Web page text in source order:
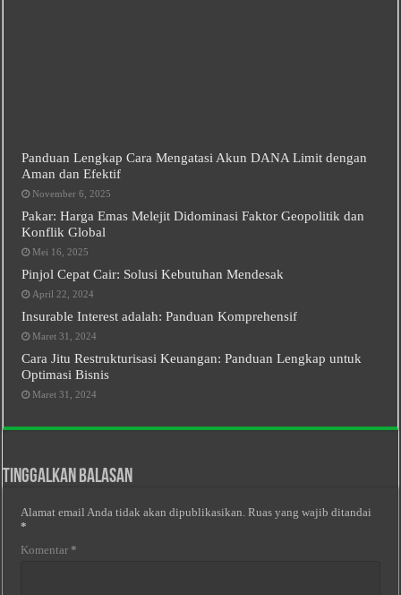
Panduan Lengkap Cara Mengatasi Akun DANA Limit dengan
Aman dan Efektif
November 6, 2025
Pakar: Harga Emas Melejit Didominasi Faktor Geopolitik dan
Konflik Global
Mei 16, 2025
Pinjol Cepat Cair: Solusi Kebutuhan Mendesak
April 22, 2024
Insurable Interest adalah: Panduan Komprehensif
Maret 31, 2024
Cara Jitu Restrukturisasi Keuangan: Panduan Lengkap untuk
Optimasi Bisnis
Maret 31, 2024
Tinggalkan Balasan
Alamat email Anda tidak akan dipublikasikan. Ruas yang wajib ditandai
*
Komentar *